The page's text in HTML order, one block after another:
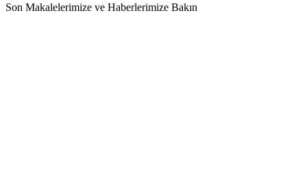
Son Makalelerimize ve Haberlerimize Bakın